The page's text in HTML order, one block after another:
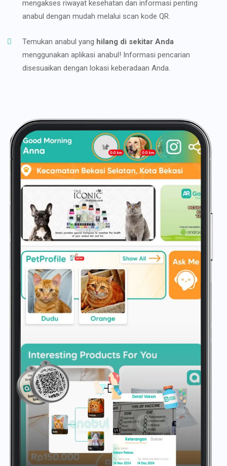
mengakses riwayat kesehatan dan informasi penting
anabul dengan mudah melalui scan kode QR.
Temukan anabul yang hilang di sekitar Anda
menggunakan aplikasi anabul! Informasi pencarian
disesuaikan dengan lokasi keberadaan Anda.